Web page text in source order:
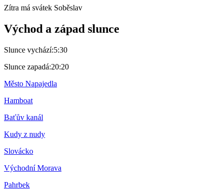
Zítra má svátek Soběslav
Východ a západ slunce
Slunce vychází:5:30
Slunce zapadá:20:20
Město Napajedla
Hamboat
Baťův kanál
Kudy z nudy
Slovácko
Východní Morava
Pahrbek